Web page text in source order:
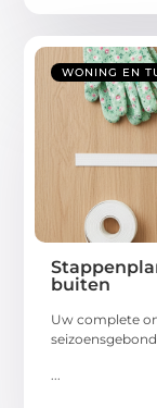
WONING EN
buiten
Uw complete